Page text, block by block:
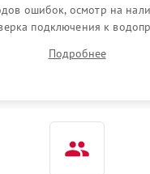
ошибок, осмотр на
подключения к
отсутствие слива, нагрева,
или срабатывание
Подробнее